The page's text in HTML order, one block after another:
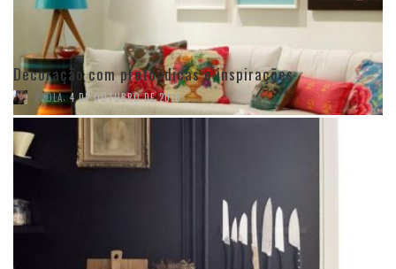
Decoração com preto: dicas e inspirações
PAOLA, 4 DE OUTUBRO DE 2018